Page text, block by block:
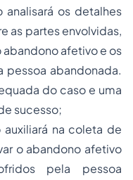
analisará os detalhes
as partes envolvidas,
afetivo e os
pessoa abandonada.
do caso e uma
sucesso;
na coleta de
o abandono afetivo
pela pessoa